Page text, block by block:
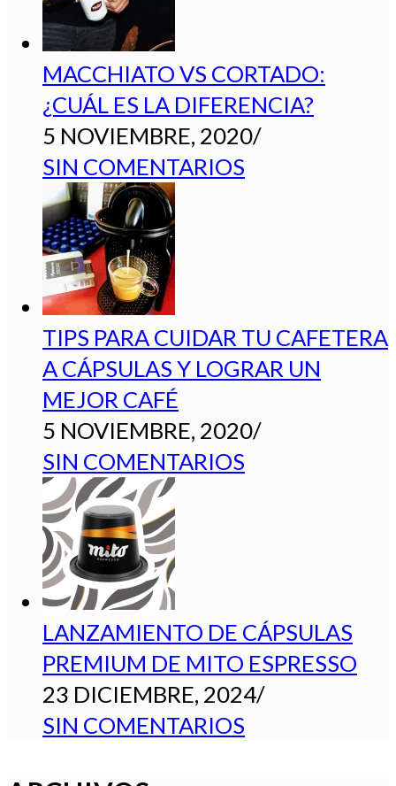
MACCHIATO VS CORTADO:
¿CUÁL ES LA DIFERENCIA?
5 NOVIEMBRE, 2020/
SIN COMENTARIOS
TIPS PARA CUIDAR TU CAFETERA
A CÁPSULAS Y LOGRAR UN
MEJOR CAFÉ
5 NOVIEMBRE, 2020/
SIN COMENTARIOS
LANZAMIENTO DE CÁPSULAS
PREMIUM DE MITO ESPRESSO
23 DICIEMBRE, 2024/
SIN COMENTARIOS